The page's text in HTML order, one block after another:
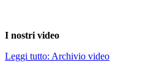
I nostri video
Leggi tutto: Archivio video